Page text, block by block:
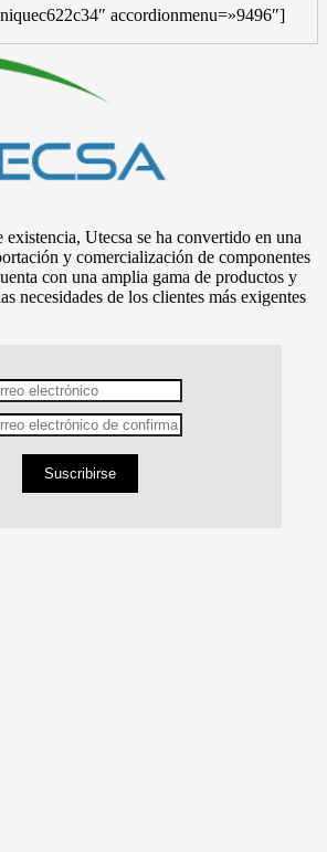
accordionmenu=»9496″]
existencia, Utecsa se ha convertido en una
y comercialización de componentes
con una amplia gama de productos y
necesidades de los clientes más exigentes
Suscribirse